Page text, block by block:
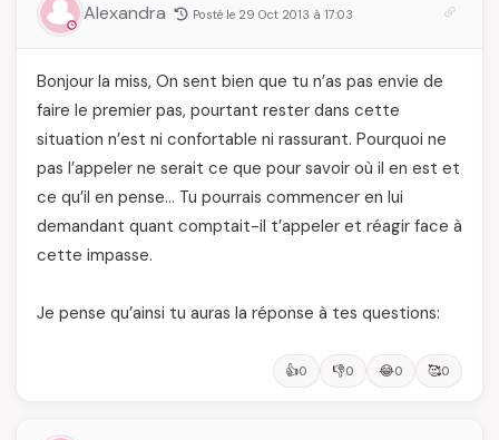
Alexandra Posté le 29 Oct 2013 à 17:03
Bonjour la miss, On sent bien que tu n’as pas envie de
faire le premier pas, pourtant rester dans cette
situation n’est ni confortable ni rassurant. Pourquoi ne
pas l’appeler ne serait ce que pour savoir où il en est et
ce qu’il en pense… Tu pourrais commencer en lui
demandant quant comptait-il t’appeler et réagir face à
cette impasse.
Je pense qu’ainsi tu auras la réponse à tes questions:
👍0 👎0 😂0 🥰0